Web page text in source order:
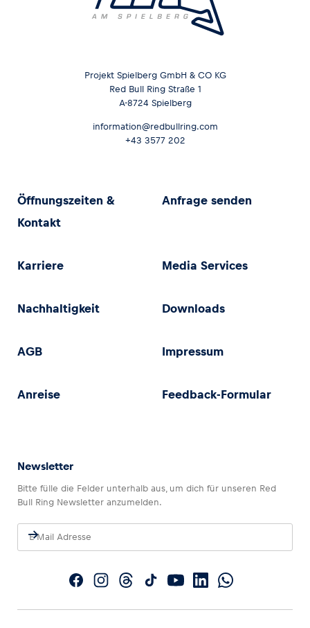
Projekt Spielberg GmbH & CO KG
Red Bull Ring Straße 1
A-8724 Spielberg
information@redbullring.com
+43 3577 202
Öffnungszeiten &
Kontakt
Anfrage senden
Karriere Media Services
Nachhaltigkeit Downloads
AGB Impressum
Anreise Feedback-Formular
Newsletter
Bitte fülle die Felder unterhalb aus, um dich für unseren Red
Bull Ring Newsletter anzumelden.